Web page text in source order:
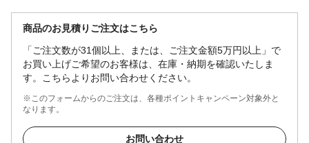
商品のお見積りご注文はこちら
「ご注文数が31個以上、または、ご注文金額5万円以上」で
お買い上げご希望のお客様は、在庫・納期を確認いたしま
す。こちらよりお問い合わせください。
※このフォームからのご注文は、各種ポイントキャンペーン対象外と
なります。
お問い合わせ